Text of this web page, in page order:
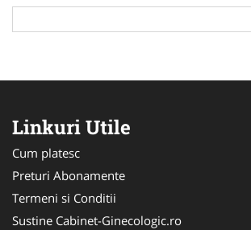
Linkuri Utile
Cum platesc
Preturi Abonamente
Termeni si Conditii
Sustine Cabinet-Ginecologic.ro